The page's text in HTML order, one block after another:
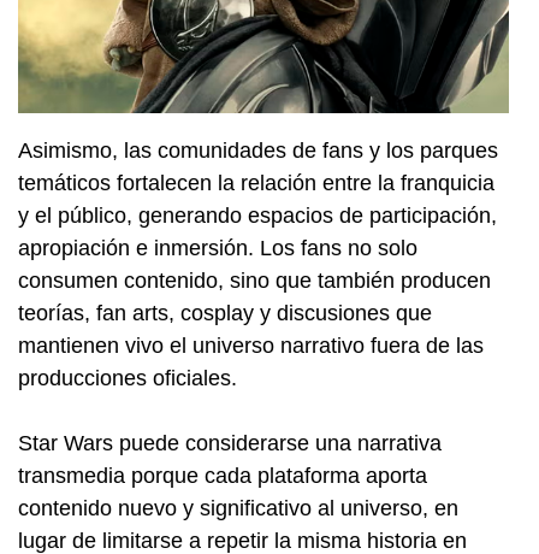
Asimismo, las comunidades de fans y los parques
temáticos fortalecen la relación entre la franquicia
y el público, generando espacios de participación,
apropiación e inmersión. Los fans no solo
consumen contenido, sino que también producen
teorías, fan arts, cosplay y discusiones que
mantienen vivo el universo narrativo fuera de las
producciones oficiales.
Star Wars puede considerarse una narrativa
transmedia porque cada plataforma aporta
contenido nuevo y significativo al universo, en
lugar de limitarse a repetir la misma historia en